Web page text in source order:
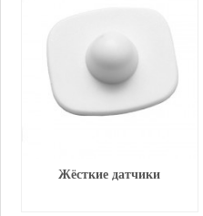
Жёсткие датчики